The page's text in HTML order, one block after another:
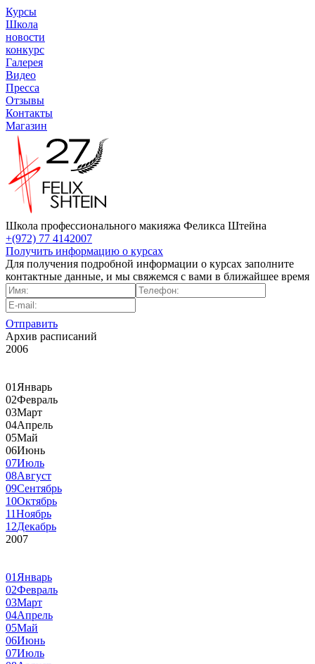
Курсы
Школа
новости
конкурс
Галерея
Видео
Пресса
Отзывы
Контакты
Магазин
Школа профессионального макияжа Феликса Штейна
+(972) 77 4142007
Получить информацию о курсах
Для получения подробной информации о курсах заполните
контактные данные, и мы свяжемся с вами в ближайшее время
Отправить
Архив расписаний
2006
01 Январь
02Февраль
03Март
04Апрель
05Май
06Июнь
07Июль
08Август
09Сентябрь
10Октябрь
11Ноябрь
12Декабрь
2007
01 Январь
02Февраль
03Март
04Апрель
05Май
06Июнь
07Июль